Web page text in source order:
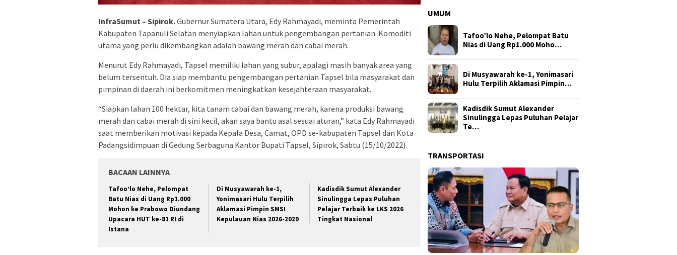
InfraSumut – Sipirok.Gubernur Sumatera Utara, Edy Rahmayadi, meminta Pemerintah
Kabupaten Tapanuli Selatan menyiapkan lahan untuk pengembangan pertanian. Komoditi
utama yang perlu dikembangkan adalah bawang merah dan cabai merah.
Menurut Edy Rahmayadi, Tapsel memiliki lahan yang subur, apalagi masih banyak area yang
belum tersentuh. Dia siap membantu pengembangan pertanian Tapsel bila masyarakat dan
pimpinan di daerah ini berkomitmen meningkatkan kesejahteraan masyarakat.
“Siapkan lahan 100 hektar, kita tanam cabai dan bawang merah, karena produksi bawang
merah dan cabai merah di sini kecil, akan saya bantu asal sesuai aturan,” kata Edy Rahmayadi
saat memberikan motivasi kepada Kepala Desa, Camat, OPD se-kabupaten Tapsel dan Kota
Padangsidimpuan di Gedung Serbaguna Kantor Bupati Tapsel, Sipirok, Sabtu (15/10/2022).
BACAAN LAINNYA
Tafoo’lo Nehe, Pelompat
Batu Nias di Uang Rp1.000
Mohon ke Prabowo Diundang
Upacara HUT ke-81 RI di
Istana
Di Musyawarah ke-1,
Yonimasari Hulu Terpilih
Aklamasi Pimpin SMSI
Kepulauan Nias 2026-2029
Kadisdik Sumut Alexander
Sinulingga Lepas Puluhan
Pelajar Terbaik ke LKS 2026
Tingkat Nasional
UMUM
Tafoo’lo Nehe, Pelompat Batu
Nias di Uang Rp1.000 Moho…
Di Musyawarah ke-1, Yonimasari
Hulu Terpilih Aklamasi Pimpin…
Kadisdik Sumut Alexander
Sinulingga Lepas Puluhan Pelajar
Te…
TRANSPORTASI